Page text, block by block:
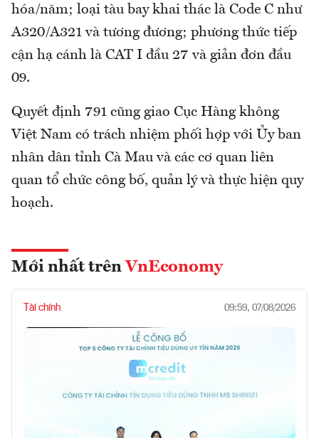
hóa/năm; loại tàu bay khai thác là Code C như
A320/A321 và tương đương; phương thức tiếp
cận hạ cánh là CAT I đầu 27 và giản đơn đầu
09.
Quyết định 791 cũng giao Cục Hàng không
Việt Nam có trách nhiệm phối hợp với Ủy ban
nhân dân tỉnh Cà Mau và các cơ quan liên
quan tổ chức công bố, quản lý và thực hiện quy
hoạch.
Mới nhất trên VnEconomy
Tài chính 09:59, 07/08/2026